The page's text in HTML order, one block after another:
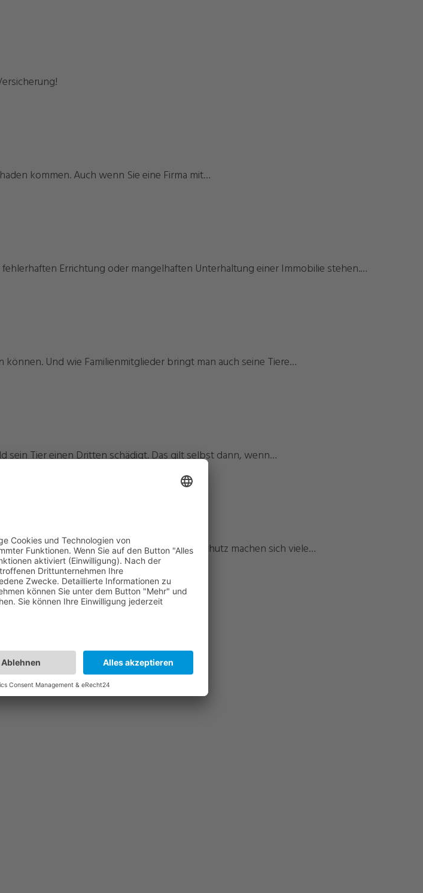
kommen. Auch wenn Sie eine Firma mit…
Errichtung oder mangelhaften Unterhaltung einer Immobilie stehen.…
Und wie Familienmitglieder bringt man auch seine Tiere…
sein Tier einen Dritten schädigt. Das gilt selbst dann, wenn…
eventuell nötig werdenden Versicherungsschutz machen sich viele…